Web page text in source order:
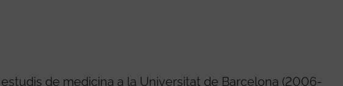
de medicina a la Universitat de Barcelona (2006-